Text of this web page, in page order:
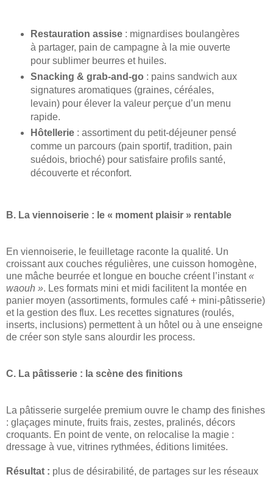
Restauration assise : mignardises boulangères
à partager, pain de campagne à la mie ouverte
pour sublimer beurres et huiles.
Snacking & grab-and-go : pains sandwich aux
signatures aromatiques (graines, céréales,
levain) pour élever la valeur perçue d’un menu
rapide.
Hôtellerie : assortiment du petit-déjeuner pensé
comme un parcours (pain sportif, tradition, pain
suédois, brioché) pour satisfaire profils santé,
découverte et réconfort.
B. La viennoiserie : le « moment plaisir » rentable
En viennoiserie, le feuilletage raconte la qualité. Un
croissant aux couches régulières, une cuisson homogène,
une mâche beurrée et longue en bouche créent l’instant«
waouh ». Les formats mini et midi facilitent la montée en
panier moyen (assortiments, formules café + mini-pâtisserie)
et la gestion des flux. Les recettes signatures (roulés,
inserts, inclusions) permettent à un hôtel ou à une enseigne
de créer son style sans alourdir les process.
C. La pâtisserie : la scène des finitions
La pâtisserie surgelée premium ouvre le champ des finishes
: glaçages minute, fruits frais, zestes, pralinés, décors
croquants. En point de vente, on relocalise la magie :
dressage à vue, vitrines rythmées, éditions limitées.
Résultat : plus de désirabilité, de partages sur les réseaux